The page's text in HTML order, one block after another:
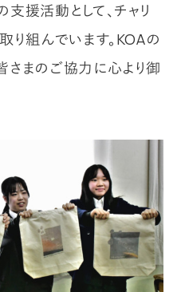
援活動として、チャリ
り組んでいます。KOAの
さまのご協力に心より御